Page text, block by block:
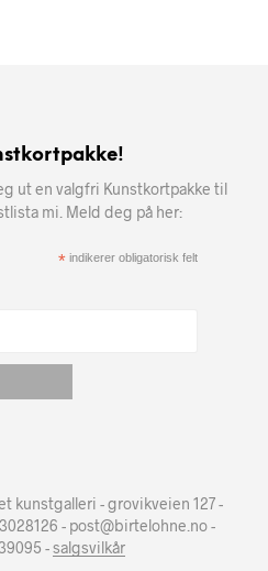
ut en valgfri Kunstkortpakke til
mi. Meld deg på her:
* indikerer obligatorisk felt
kunstgalleri - grovikveien 127 -
- post@birtelohne.no -
-salgsvilkår